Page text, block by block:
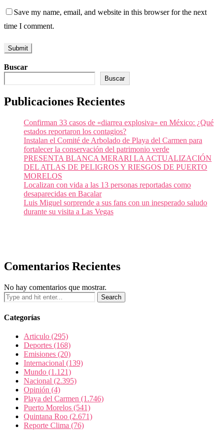
Save my name, email, and website in this browser for the next
time I comment.
Buscar
Buscar
Publicaciones Recientes
Confirman 33 casos de «diarrea explosiva» en México: ¿Qué
estados reportaron los contagios?
Instalan el Comité de Arbolado de Playa del Carmen para
fortalecer la conservación del patrimonio verde
PRESENTA BLANCA MERARI LA ACTUALIZACIÓN
DEL ATLAS DE PELIGROS Y RIESGOS DE PUERTO
MORELOS
Localizan con vida a las 13 personas reportadas como
desaparecidas en Bacalar
Luis Miguel sorprende a sus fans con un inesperado saludo
durante su visita a Las Vegas
Comentarios Recientes
No hay comentarios que mostrar.
Categorías
Articulo (295)
Deportes (168)
Emisiones (20)
Internacional (139)
Mundo (1.121)
Nacional (2.395)
Opinión (4)
Playa del Carmen (1.746)
Puerto Morelos (541)
Quintana Roo (2.671)
Reporte Clima (76)